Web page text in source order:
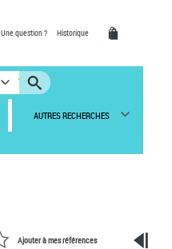
Une question ? Historique
AUTRES RECHERCHES
Ajouter à mes références